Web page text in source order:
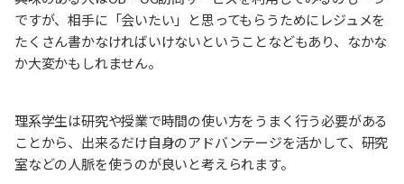
ですが、相手に「会いたい」と思ってもらうためにレジュメを
たくさん書かなければいけないということなどもあり、なかな
か大変かもしれません。
理系学生は研究や授業で時間の使い方をうまく行う必要がある
ことから、出来るだけ自身のアドバンテージを活かして、研究
室などの人脈を使うのが良いと考えられます。